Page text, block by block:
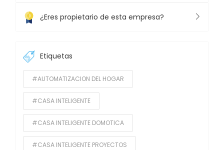
¿Eres propietario de esta empresa?
Etiquetas
#AUTOMATIZACION DEL HOGAR
#CASA INTELIGENTE
#CASA INTELIGENTE DOMOTICA
#CASA INTELIGENTE PROYECTOS